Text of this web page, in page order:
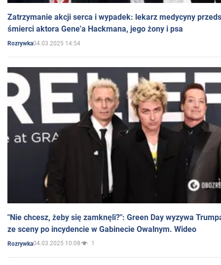
Zatrzymanie akcji serca i wypadek: lekarz medycyny
śmierci aktora Gene'a Hackmana, jego żony i psa
Rozrywka04.03.2025 14:54
"Nie chcesz, żeby się zamknęli?": Green Day wyzywa
ze sceny po incydencie w Gabinecie Owalnym. Wideo
Rozrywka04.03.2025 10:08 1